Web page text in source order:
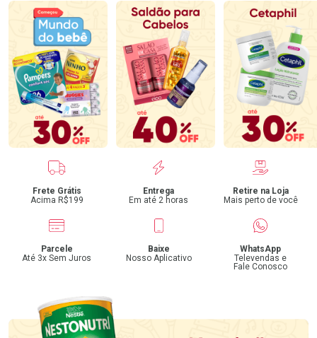
Benefícios
Frete Grátis
Acima R$199
Entrega
Em até 2 horas
Retire na Loja
Mais perto de você
Parcele
Até 3x Sem Juros
Baixe
Nosso Aplicativo
WhatsApp
Televendas e
Fale Conosco